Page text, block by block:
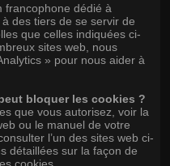
francophone dédié à
des tiers de se servir de
que celles indiquées ci-
sites web, nous
» pour nous aider à
bloquer les cookies ?
que vous autorisez, voir la
ou le manuel de votre
l’un des sites web ci-
détaillées sur la façon de